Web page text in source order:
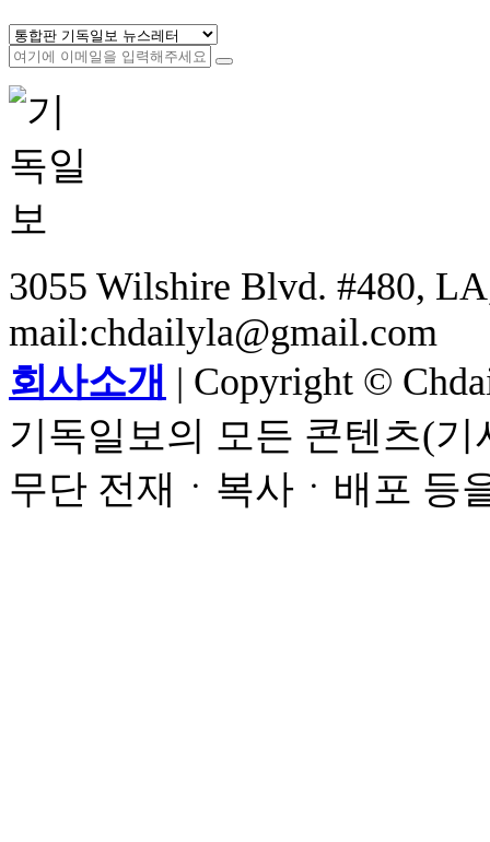
3055 Wilshire Blvd. #480,
mail:chdailyla@gmail.com
회사소개 | Copyright ©
기독일보의 모든 콘텐츠(
무단 전재ㆍ복사ㆍ배포 등